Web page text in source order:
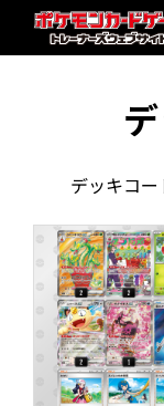
デッキコ